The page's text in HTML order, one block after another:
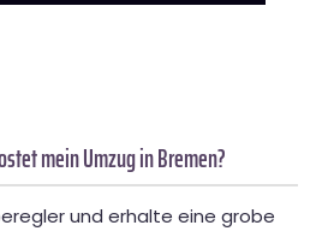
mein Umzug in Bremen?
und erhalte eine grobe